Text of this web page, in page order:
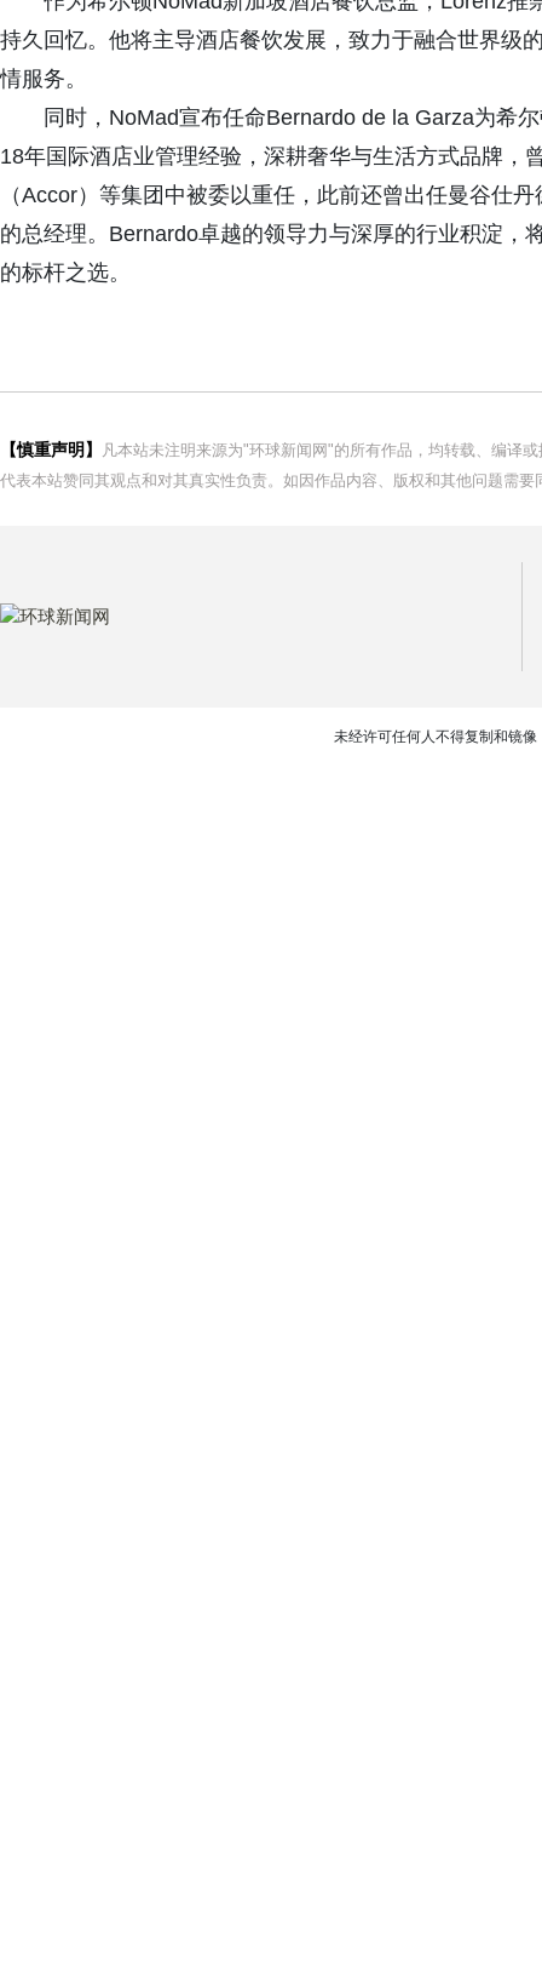
持久回忆。他将主导酒店餐饮发展，致力于融合世界级
情服务。
同时，NoMad宣布任命Bernardo de la Garza为希
18年国际酒店业管理经验，深耕奢华与生活方式品牌，
（Accor）等集团中被委以重任，此前还曾出任曼谷仕
的总经理。Bernardo卓越的领导力与深厚的行业积淀，
的标杆之选。
【慎重声明】
凡本站未注明来源为"环球新闻网"的所有作品，均转载、编译
代表本站赞同其观点和对其真实性负责。如因作品内容、版权和其他问题需
未经许可任何人不得复制和镜